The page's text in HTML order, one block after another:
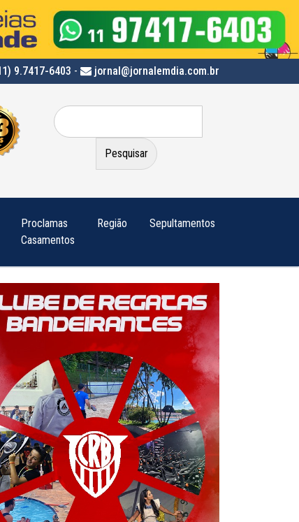
9.7417-6403 - jornal@jornalemdia.com.br
Pesquisar
por:
Proclamas
Casamentos
Região Sepultamentos